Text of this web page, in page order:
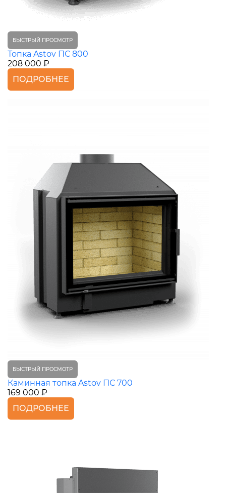
БЫСТРЫЙ ПРОСМОТР
Топка Astov ПС 800
208 000 ₽
ПОДРОБНЕЕ
БЫСТРЫЙ ПРОСМОТР
Каминная топка Astov ПС 700
169 000 ₽
ПОДРОБНЕЕ